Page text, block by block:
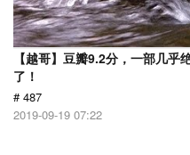
【越哥】豆瓣9.2分，一部几
了！
# 487
2019-09-19 07:22